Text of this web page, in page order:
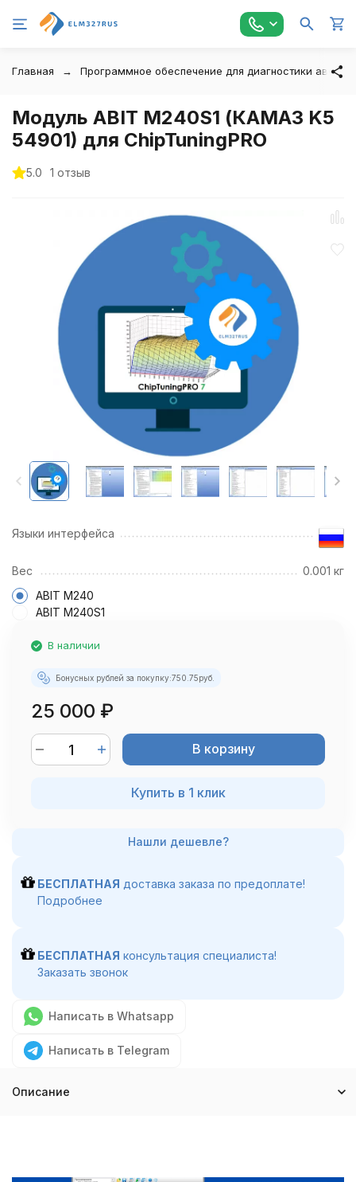
Главная Программное обеспечение для диагностики
Модуль ABIT M240S1 (КАМАЗ K5
54901) для ChipTuningPRO
5.0 1 отзыв
Языки интерфейса
Вес
0.001 кг
ABIT M240
ABIT M240S1
В наличии
Бонусных рублей за покупку:750.75руб.
25 000 ₽
В корзину
Купить в 1 клик
БЕСПЛАТНАЯ доставка заказа по предоплате!
Подробнее
БЕСПЛАТНАЯ консультация специалиста!
Заказать звонок
Написать в Whatsapp
Написать в Telegram
Описание